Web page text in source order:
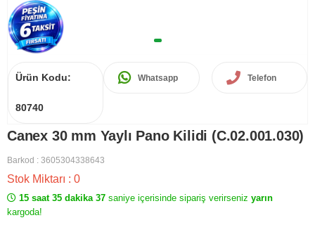
Ürün Kodu:
80740
Whatsapp Telefon
Canex 30 mm Yaylı Pano Kilidi (C.02.001.030)
Barkod : 3605304338643
Stok Miktarı : 0
15 saat 35 dakika 37 saniye içerisinde sipariş verirseniz yarın
kargoda!